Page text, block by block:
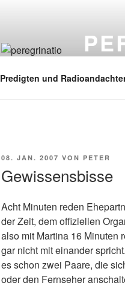
Predigten und
VERÖFFENTLICHT
08. JAN. 2007 VON PETER
Gewissensbisse
Acht Minuten reden
der Zeit, dem offiziellen
also mit Martina 16 Minuten
gar nicht mit einander
es schon zwei Paare, die
oder den Fernseher